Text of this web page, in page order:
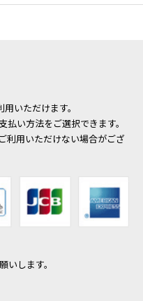
用いただけます。
い方法をご選択できます。
利用いただけない場合がござ
します。